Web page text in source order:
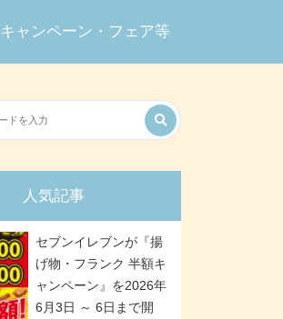
キャンペーン・フェア等
人気記事
セブンイレブンが『揚
げ物・フランク 半額キ
ャンペーン』を2026年
6月3日 ～ 6日まで開